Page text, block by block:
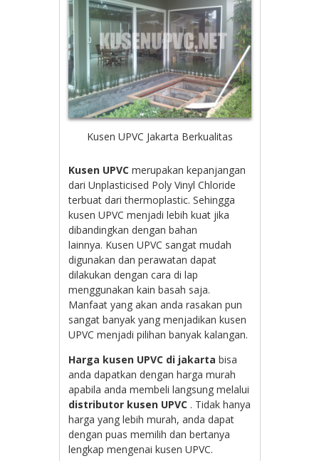
Kusen UPVC Jakarta Berkualitas
Kusen UPVC merupakan kepanjangan
dari Unplasticised Poly Vinyl Chloride
terbuat dari thermoplastic. Sehingga
kusen UPVC menjadi lebih kuat jika
dibandingkan dengan bahan
lainnya. Kusen UPVC sangat mudah
digunakan dan perawatan dapat
dilakukan dengan cara di lap
menggunakan kain basah saja.
Manfaat yang akan anda rasakan pun
sangat banyak yang menjadikan kusen
UPVC menjadi pilihan banyak kalangan.
Harga kusen UPVC di jakarta bisa
anda dapatkan dengan harga murah
apabila anda membeli langsung melalui
distributor kusen UPVC . Tidak hanya
harga yang lebih murah, anda dapat
dengan puas memilih dan bertanya
lengkap mengenai kusen UPVC.